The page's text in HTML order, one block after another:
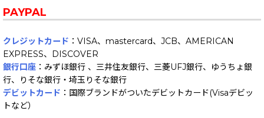
PAYPAL
クレジットカード ：VISA、mastercard、JCB、AMERICAN
EXPRESS、DISCOVER
銀行口座 ：みずほ銀行 、三井住友銀行、三菱UFJ銀行、ゆうちょ銀
行、りそな銀行・埼玉りそな銀行
デビットカード ：国際ブランドがついたデビットカード(Visaデビッ
トなど）